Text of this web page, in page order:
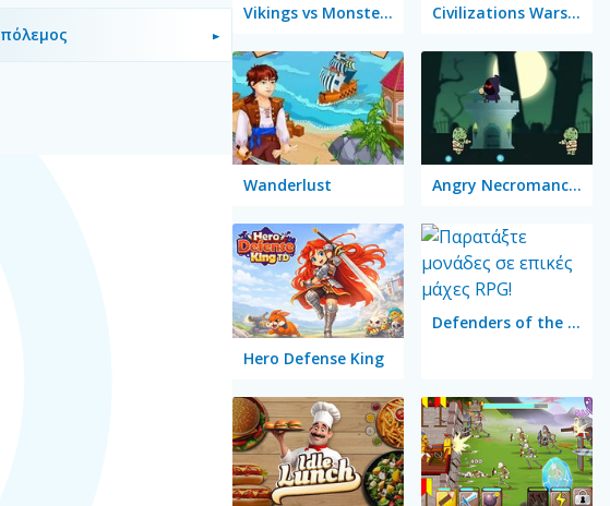
πόλεμος
Vikings vs Monsters Civilizations Wars: Master Edition
Wanderlust Angry Necromancer
Hero Defense King
Defenders of the Realm: An Epic War!